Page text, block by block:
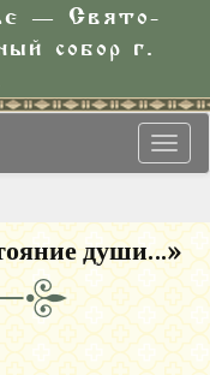
— Свято-
собор г.
души…»